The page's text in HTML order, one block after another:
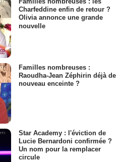
Charfeddine enfin de retour ?
Olivia annonce une grande
nouvelle
Familles nombreuses :
Raoudha-Jean Zéphirin déjà de
nouveau enceinte ?
Star Academy : l'éviction de
Lucie Bernardoni confirmée ?
Un nom pour la remplacer
circule